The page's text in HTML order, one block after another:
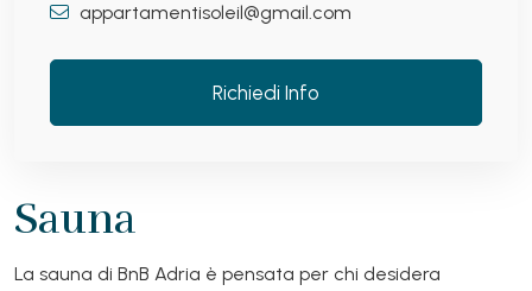
Sauna
La sauna di BnB Adria è pensata per chi desidera
appartamentisoleil@gmail.com
Richiedi Info